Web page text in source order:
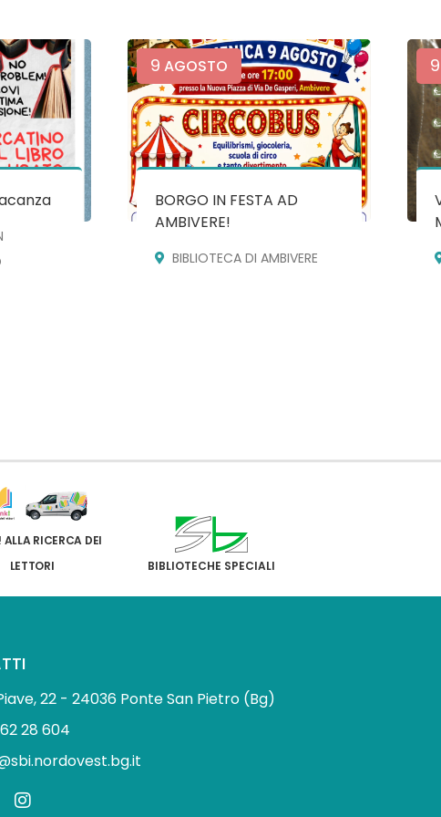
9 AGOSTO
BORGO IN FESTA AD
AMBIVERE!
BIBLIOTECA DI AMBIVERE
9
ALLA RICERCA DEI
LETTORI
BIBLIOTECHE SPECIALI
22 - 24036 Ponte San Pietro (Bg)
28 604
I